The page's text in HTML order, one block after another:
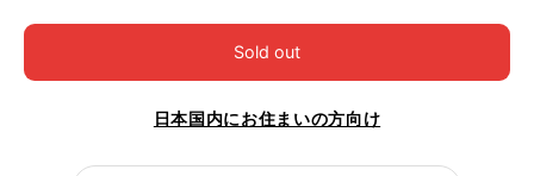
Sold out
日本国内にお住まいの方向け